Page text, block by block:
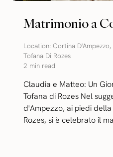
Matrimonio a
Location:Cortina D'Ampezzo,
Tofana Di Rozes
2 min read
Claudia e Matteo: Un
Tofana di Rozes Nel
d'Ampezzo, ai piedi
Rozes, si è celebrato il